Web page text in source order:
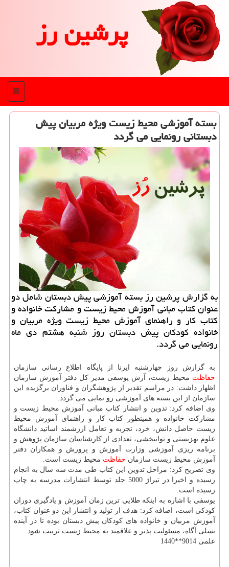
پرشین رز
منو
بسته آموزشی محیط زیست ویژه مربیان پیش
دبستانی رونمایی می گردد
به گزارش پرشین رز بسته آموزشی پیش دبستان شامل دو
عنوان كتاب مبانی آموزش محیط زیست و مشاركت خانواده و
كتاب كار و راهنمای آموزش محیط زیست ویژه مربیان و
خانواده كودكان پیش دبستان روز شنبه هشتم دی ماه
رونمایی می گردد.
به گزارش روز چهارشنبه ایرنا از پایگاه اطلاع رسانی سازمان
حفاظت محیط زیست، آرش یوسفی مدیر كل دفتر آموزش سازمان
اظهار داشت: در مراسم تقدیر از پژوهشگران و فناوران برگزیده این
سازمان از این بسته های آموزشی رو نمایی می گردد.
وی اضافه كرد: تدوین و انتشار كتاب مبانی آموزش محیط زیست و
مشاركت خانواده و همینطور كتاب كار و راهنمای آموزش محیط
زیست حاصل دانش، خرد، تجربه و تعامل ارزشمند اساتید دانشگاه
علوم بهزیستی و توانبخشی، تعدادی از كارشناسان سازمان پژوهش و
برنامه ریزی آموزشی وزارت آموزش و پرورش و همكاران دفتر
آموزش محیط زیست سازمان حفاظت محیط زیست است.
وی تصریح كرد: مراحل تدوین این كتاب طی مدت سه سال به انجام
رسیده و اخیرا در تیراژ 5000 جلد توسط انتشارات مدرسه به چاپ
رسیده است.
یوسفی با اشاره به اینكه طلایی ترین زمان آموزش و یادگیری دوران
كودكی است، اضافه كرد: هدف از تولید و انتشار این دو عنوان كتاب،
آموزش مربیان و خانواده های كودكان پیش دبستان بوده تا در آینده
نسلی آگاه، مسئولیت پذیر و علاقمند به محیط زیست تربیت شود.
علمی 9014**1440